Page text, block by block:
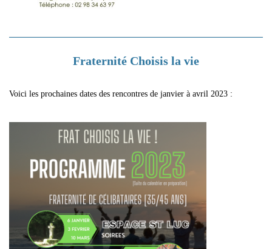
Fraternité Choisis la vie
Voici les prochaines dates des rencontres de janvier à avril 2023 :